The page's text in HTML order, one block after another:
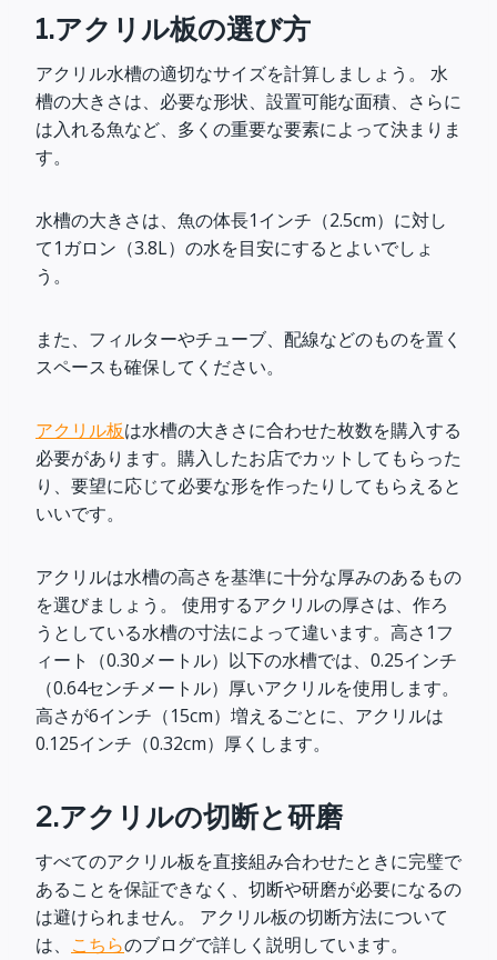
1.アクリル板の選び方
アクリル水槽の適切なサイズを計算しましょう。 水
槽の大きさは、必要な形状、設置可能な面積、さらに
は入れる魚など、多くの重要な要素によって決まりま
す。
水槽の大きさは、魚の体長1インチ（2.5cm）に対し
て1ガロン（3.8L）の水を目安にするとよいでしょ
う。
また、フィルターやチューブ、配線などのものを置く
スペースも確保してください。
アクリル板は水槽の大きさに合わせた枚数を購入する
必要があります。購入したお店でカットしてもらった
り、要望に応じて必要な形を作ったりしてもらえると
いいです。
アクリルは水槽の高さを基準に十分な厚みのあるもの
を選びましょう。 使用するアクリルの厚さは、作ろ
うとしている水槽の寸法によって違います。高さ1フ
ィート（0.30メートル）以下の水槽では、0.25インチ
（0.64センチメートル）厚いアクリルを使用します。
高さが6インチ（15cm）増えるごとに、アクリルは
0.125インチ（0.32cm）厚くします。
2.アクリルの切断と研磨
すべてのアクリル板を直接組み合わせたときに完璧で
あることを保証できなく、切断や研磨が必要になるの
は避けられません。 アクリル板の切断方法について
は、 こちらのブログで詳しく説明しています。